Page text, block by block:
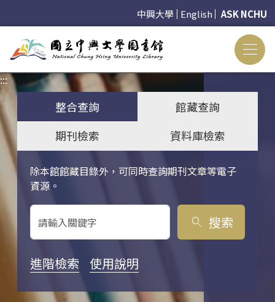
中興大學 English ASK NCHU
:::
整合查詢
館藏查詢
期刊檢索
資料庫檢索
除本館館藏目錄外，可同時查詢期刊文章等電子
資源。
關鍵字搜尋
search 搜索
進階檢索 使用說明